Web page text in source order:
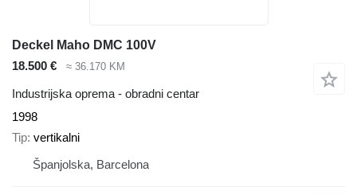
Deckel Maho DMC 100V
18.500 €
≈ 36.170 KM
Industrijska oprema - obradni centar
1998
Tip vertikalni
Španjolska, Barcelona